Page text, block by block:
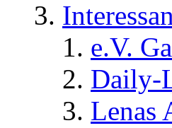
e.V.
Daily-
Lenas